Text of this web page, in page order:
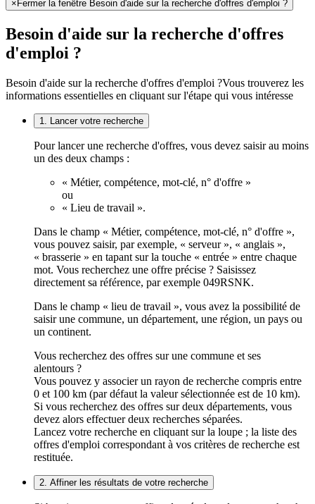
× Fermer la fenêtre Besoin d'aide sur la recherche d'offres d'emploi ?
Besoin d'aide sur la recherche d'offres
d'emploi ?
Besoin d'aide sur la recherche d'offres d'emploi ?Vous trouverez les
informations essentielles en cliquant sur l'étape qui vous intéresse
1. Lancer votre recherche
Pour lancer une recherche d'offres, vous devez saisir au moins
un des deux champs :
« Métier, compétence, mot-clé, n° d'offre »
ou
« Lieu de travail ».
Dans le champ « Métier, compétence, mot-clé, n° d'offre »,
vous pouvez saisir, par exemple, « serveur », « anglais »,
« brasserie » en tapant sur la touche « entrée » entre chaque
mot. Vous recherchez une offre précise ? Saisissez
directement sa référence, par exemple 049RSNK.
Dans le champ « lieu de travail », vous avez la possibilité de
saisir une commune, un département, une région, un pays ou
un continent.
Vous recherchez des offres sur une commune et ses
alentours ?
Vous pouvez y associer un rayon de recherche compris entre
0 et 100 km (par défaut la valeur sélectionnée est de 10 km).
Si vous recherchez des offres sur deux départements, vous
devez alors effectuer deux recherches séparées.
Lancez votre recherche en cliquant sur la loupe ; la liste des
offres d'emploi correspondant à vos critères de recherche est
restituée.
2. Affiner les résultats de votre recherche